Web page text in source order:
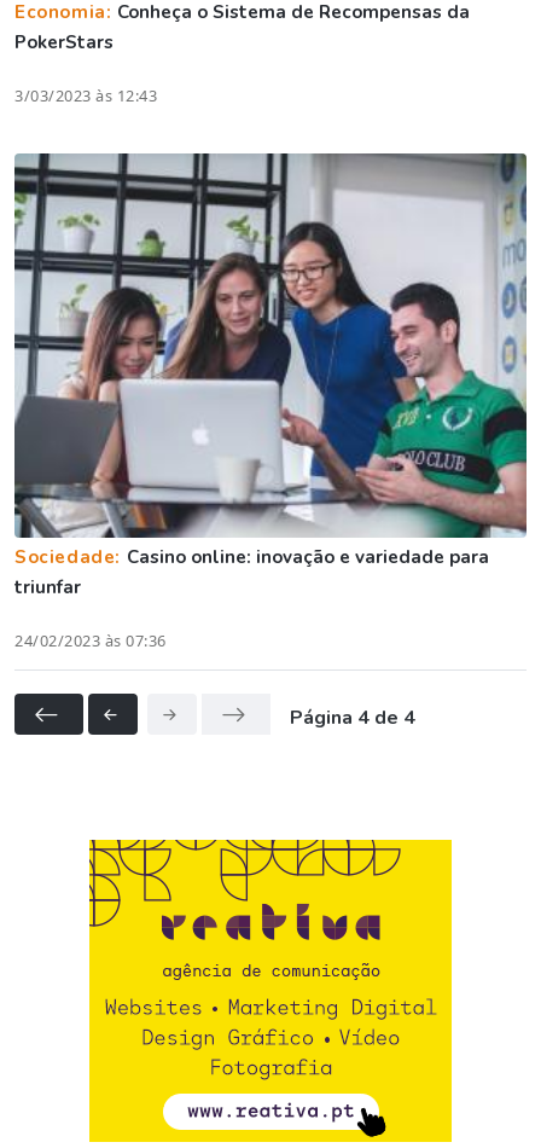
Economia: Conheça o Sistema de Recompensas da
PokerStars
3/03/2023 às 12:43
Sociedade: Casino online: inovação e variedade para
triunfar
24/02/2023 às 07:36
Página 4 de 4